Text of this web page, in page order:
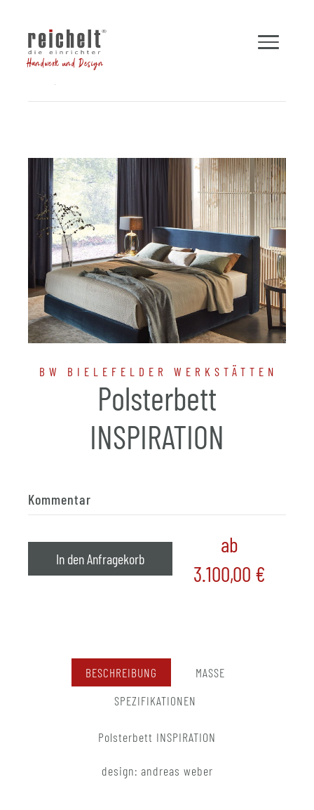
Handwerk und Design
BW BIELEFELDER WERKSTÄTTEN
Polsterbett
INSPIRATION
Kommentar
In den Anfragekorb
ab
3.100,00 €
BESCHREIBUNG
MASSE
SPEZIFIKATIONEN
Polsterbett INSPIRATION
design: andreas weber